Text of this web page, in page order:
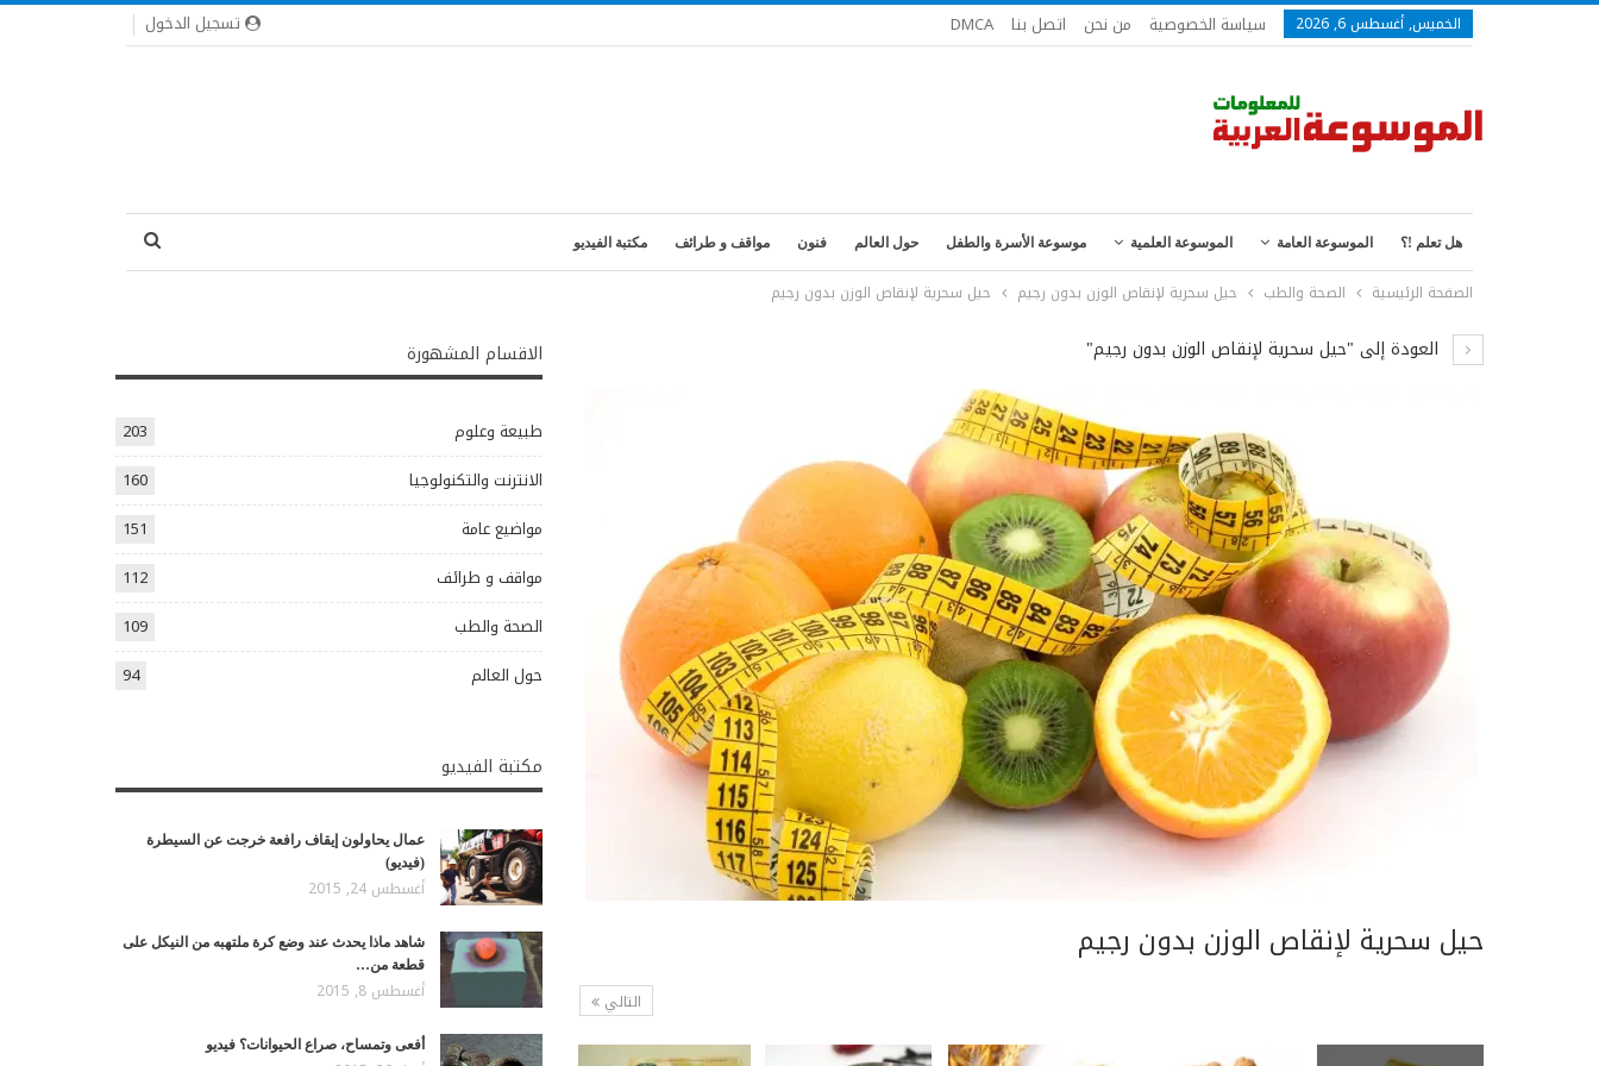
تسجيل الدخول الخميس, أغسطس 6, 2026 سياسة الخصوصية من نحن اتصل بنا DMCA
هل تعلم !؟ الموسوعة العامة الموسوعة العلمية موسوعة الأسرة والطفل حول العالم فنون مواقف و طرائف مكتبة الفيديو
الصفحة الرئيسية الصحة والطب حيل سحرية لإنقاص الوزن بدون رجيم حيل سحرية لإنقاص الوزن بدون رجيم
العودة إلى "حيل سحرية لإنقاص الوزن بدون رجيم"
حيل سحرية لإنقاص الوزن بدون رجيم
التالي
الاقسام المشهورة
طبيعة وعلوم
203
الانترنت والتكنولوجيا
160
مواضيع عامة
151
مواقف و طرائف
112
الصحة والطب
109
حول العالم
94
مكتبة الفيديو
عمال يحاولون إيقاف رافعة خرجت عن السيطرة
(فيديو)
أغسطس 24, 2015
شاهد ماذا يحدث عند وضع كرة ملتهبه من النيكل على
قطعة من…
أغسطس 8, 2015
أفعى وتمساح، صراع الحيوانات؟ فيديو